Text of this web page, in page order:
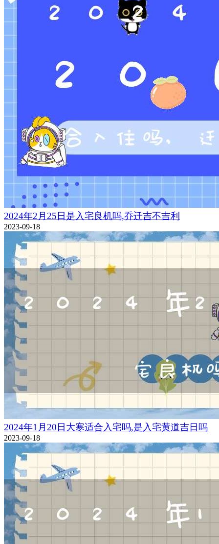
2024年2月25日是入宅良机吗,乔迁吉不吉利
2023-09-18
2024年1月20日大寒适合入宅吗,是入宅黄道吉日吗
2023-09-18